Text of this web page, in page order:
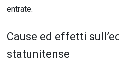
entrate.
Cause ed effetti
statunitense